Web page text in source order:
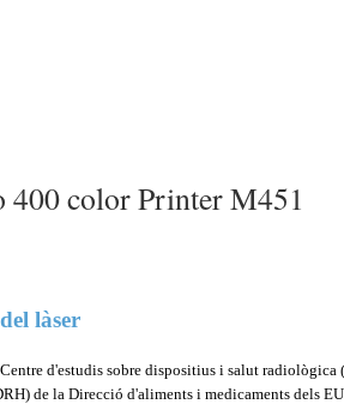
400 color Printer M451
làser
d'estudis sobre dispositius i salut
de la Direcció d'aliments i medicaments dels